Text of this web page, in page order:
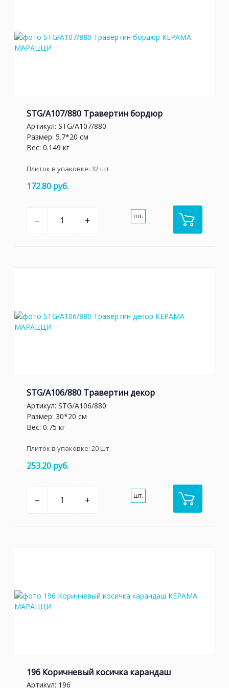
STG/A107/880 Травертин бордюр
Артикул: STG/A107/880
Размер: 5.7*20 см
Вес: 0.149 кг
Плиток в упаковке: 32шт
172.80 руб.
– + шт.
STG/A106/880 Травертин декор
Артикул: STG/A106/880
Размер: 30*20 см
Вес: 0.75 кг
Плиток в упаковке: 20шт
253.20 руб.
– + шт.
196 Коричневый косичка карандаш
Артикул: 196